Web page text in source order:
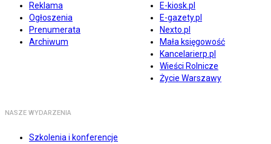
Reklama
Ogłoszenia
Prenumerata
Archiwum
E-kiosk.pl
E-gazety.pl
Nexto.pl
Mała księgowość
Kancelarierp.pl
Wieści Rolnicze
Życie Warszawy
NASZE WYDARZENIA
Szkolenia i konferencje